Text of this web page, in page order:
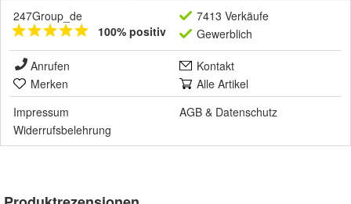
247Group_de
100% positiv
7413 Verkäufe
Gewerblich
Anrufen
Kontakt
Merken
Alle Artikel
Impressum
AGB & Datenschutz
Widerrufsbelehrung